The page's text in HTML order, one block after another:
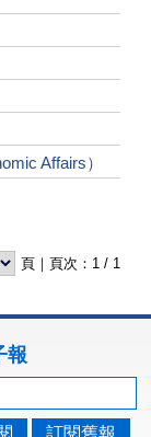
Affairs）
頁｜頁次： 1 / 1
報